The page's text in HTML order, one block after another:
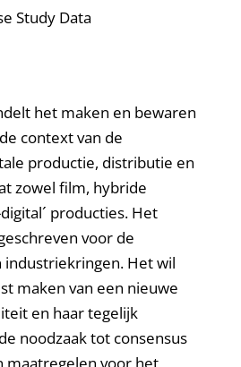
Study Data
het maken en bewaren
context van de
productie, distributie en
zowel film, hybride
producties. Het
voor de
Het wil
maken van een nieuwe
en haar tegelijk
noodzaak tot consensus